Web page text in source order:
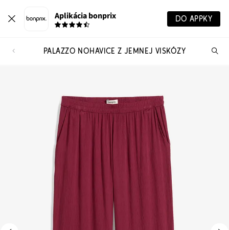
Aplikácia bonprix DO APPKY
PALAZZO NOHAVICE Z JEMNEJ VISKÓZY